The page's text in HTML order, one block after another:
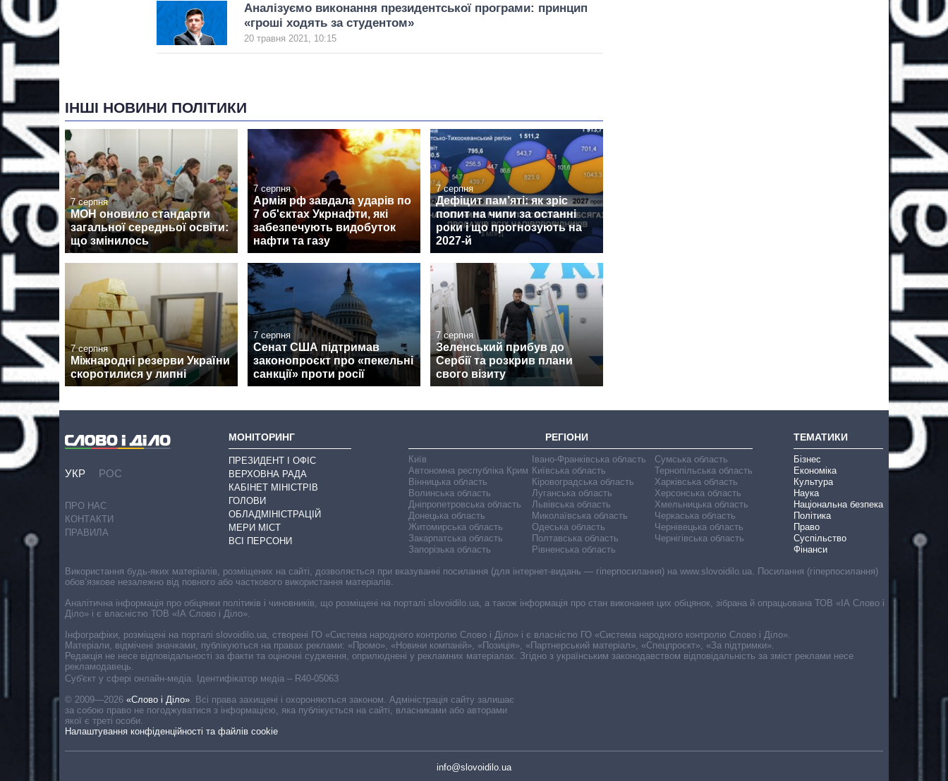
Аналізуємо виконання президентської програми: принцип
«гроші ходять за студентом»
20 травня 2021, 10:15
ІНШІ НОВИНИ ПОЛІТИКИ
7 серпня
МОН оновило стандарти
загальної середньої освіти:
що змінилось
7 серпня
Армія рф завдала ударів по
7 об'єктах Укрнафти, які
забезпечують видобуток
нафти та газу
7 серпня
Дефіцит пам’яті: як зріс
попит на чипи за останні
роки і що прогнозують на
2027-й
7 серпня
Міжнародні резерви України
скоротилися у липні
7 серпня
Сенат США підтримав
законопроєкт про «пекельні
санкції» проти росії
7 серпня
Зеленський прибув до
Сербії та розкрив плани
свого візиту
УКР РОС
ПРО НАС
КОНТАКТИ
ПРАВИЛА
МОНІТОРИНГ
ПРЕЗИДЕНТ І ОФІС
ВЕРХОВНА РАДА
КАБІНЕТ МІНІСТРІВ
ГОЛОВИ
ОБЛАДМІНІСТРАЦІЙ
МЕРИ МІСТ
ВСІ ПЕРСОНИ
РЕГІОНИ
Київ
Автономна республіка Крим
Вінницька область
Волинська область
Дніпропетровська область
Донецька область
Житомирська область
Закарпатська область
Запорізька область
Івано-Франківська область
Київська область
Кіровоградська область
Луганська область
Львівська область
Миколаївська область
Одеська область
Полтавська область
Рівненська область
Сумська область
Тернопільська область
Харківська область
Херсонська область
Хмельницька область
Черкаська область
Чернівецька область
Чернігівська область
ТЕМАТИКИ
Бізнес
Економіка
Культура
Наука
Національна безпека
Політика
Право
Суспільство
Фінанси
Cуб'єкт у сфері онлайн-медіа. Ідентифікатор медіа – R40-05063
© 2009—2026 «Слово і Діло». Всі права захищені і охороняються законом. Адміністрація сайту залишає
за собою право не погоджуватися з інформацією, яка публікується на сайті, власниками або авторами
якої є треті особи.
Налаштування конфіденційності та файлів cookie
info@slovoidilo.ua
Використання будь-яких матеріалів, розміщених на сайті, дозволяється при вказуванні посилання (для інтернет-видань — гіперпосилання) на www.slovoidilo.ua. Посилання (гіперпосилання)
обов’язкове незалежно від повного або часткового використання матеріалів.
Аналітична інформація про обіцянки політиків і чиновників, що розміщені на порталі slovoidilo.ua, а також інформація про стан виконання цих обіцянок, зібрана й опрацьована ТОВ «ІА Слово і
Діло» і є власністю ТОВ «ІА Слово і Діло».
Інфографіки, розміщені на порталі slovoidilo.ua, створені ГО «Система народного контролю Слово і Діло» і є власністю ГО «Система народного контролю Слово і Діло».
Матеріали, відмічені значками, публікуються на правах реклами: «Промо», «Новини компаній», «Позиція», «Партнерський матеріал», «Спецпроєкт», «За підтримки».
Редакція не несе відповідальності за факти та оціночні судження, оприлюднені у рекламних матеріалах. Згідно з українським законодавством відповідальність за зміст реклами несе
рекламодавець.